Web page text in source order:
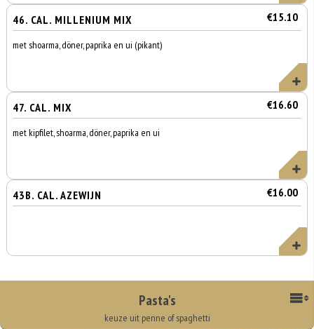
46. CAL. MILLENIUM MIX €15.10
met shoarma, döner, paprika en ui (pikant)
47. CAL. MIX €16.60
met kipfilet, shoarma, döner, paprika en ui
43B. CAL. AZEWIJN €16.00
Pasta's
keuze uit penne of spaghetti